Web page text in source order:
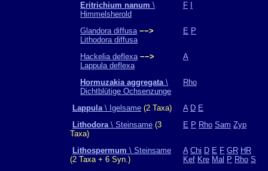
Eritrichium nanum \
Himmelsherold
F
Glandora diffusa −−>
Lithodora diffusa
E P
Hackelia deflexa −−>
Lappula deflexa
A
Hormuzakia aggregata\
Dichtblütige Ochsenzunge
Rho
Lappula\ Igelsame (2 Taxa) A D E
Lithodora\ Steinsame (3
Taxa)
E P Rho Sam Zyp
Lithospermum \ Steinsame
(2 Taxa + 6 Syn.)
A Chi D E F GR HR
Kef Kre Mal P Rho S